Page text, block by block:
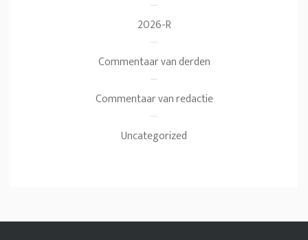
2026-R
Commentaar van derden
Commentaar van redactie
Uncategorized